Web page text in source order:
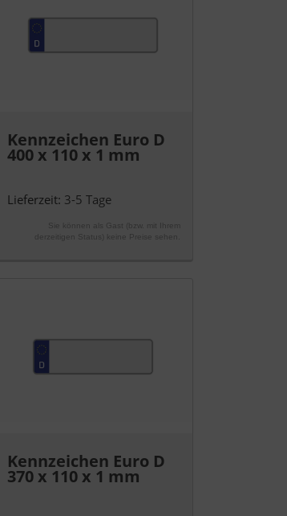
Kennzeichen Euro D
400 x 110 x 1 mm
Lieferzeit: 3-5 Tage
Sie können als Gast (bzw. mit Ihrem
derzeitigen Status) keine Preise sehen.
Kennzeichen Euro D
370 x 110 x 1 mm